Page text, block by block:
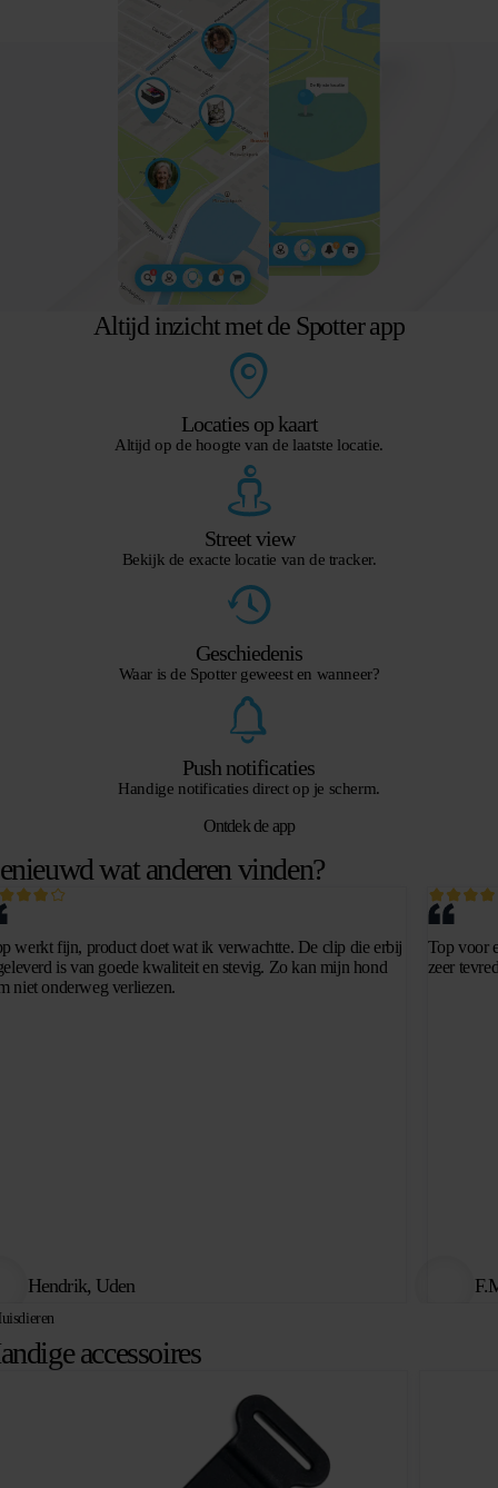
Altijd inzicht met de Spotter app
Locaties op kaart
Altijd op de hoogte van de laatste locatie.
Street view
Bekijk de exacte locatie van de tracker.
Geschiedenis
Waar is de Spotter geweest en wanneer?
Push notificaties
Handige notificaties direct op je scherm.
Ontdek de app
wat anderen vinden?
werkt fijn, product doet wat ik verwachtte. De clip die erbij
is van goede kwaliteit en stevig. Zo kan mijn hond
niet onderweg verliezen.
Hendrik, Uden
Top voor
zeer
accessoires